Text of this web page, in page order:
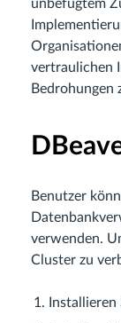
unbefugtem
vertraulichen
Bedrohungen
Benutzer
verwenden.
Cluster zu